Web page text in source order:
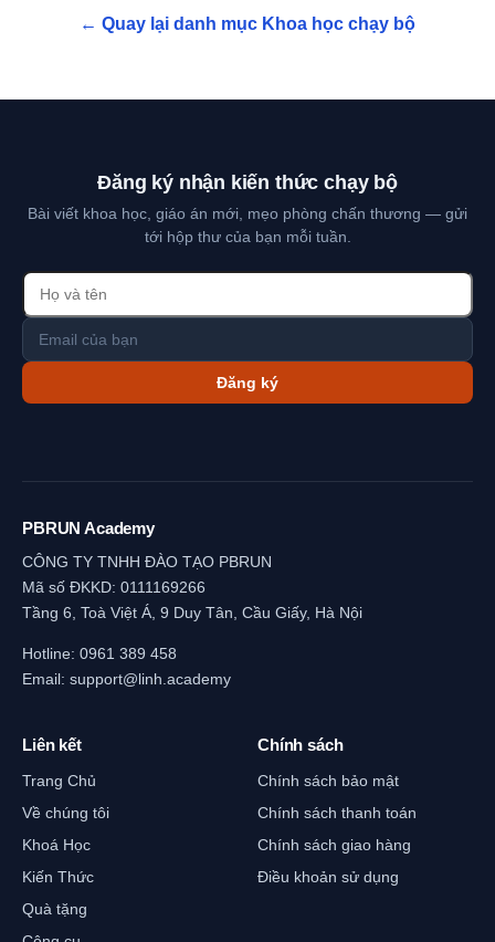
← Quay lại danh mục Khoa học chạy bộ
Đăng ký nhận kiến thức chạy bộ
Bài viết khoa học, giáo án mới, mẹo phòng chấn thương — gửi
tới hộp thư của bạn mỗi tuần.
Đăng ký
PBRUN Academy
CÔNG TY TNHH ĐÀO TẠO PBRUN
Mã số ĐKKD: 0111169266
Tầng 6, Toà Việt Á, 9 Duy Tân, Cầu Giấy, Hà Nội
Hotline: 0961 389 458
Email: support@linh.academy
Liên kết
Trang Chủ
Về chúng tôi
Khoá Học
Kiến Thức
Quà tặng
Chính sách
Chính sách bảo mật
Chính sách thanh toán
Chính sách giao hàng
Điều khoản sử dụng